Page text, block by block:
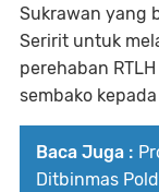
Sukrawan yang
Seririt untuk
perehaban
sembako
Baca Juga :
Ditbinmas